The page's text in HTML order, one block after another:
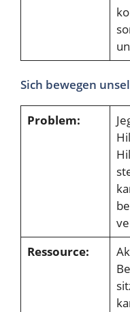
Sich bewegen
Problem:
Ressource: